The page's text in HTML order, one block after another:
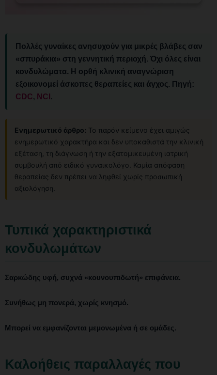
Πολλές γυναίκες ανησυχούν για μικρές βλάβες σαν
«σπυράκια» στη γεννητική περιοχή. Όχι όλες είναι
κονδυλώματα. Η ορθή κλινική αναγνώριση
εξοικονομεί άσκοπες θεραπείες και άγχος. Πηγή:
CDC, NCI .
Ενημερωτικό άρθρο: Το παρόν κείμενο έχει αμιγώς
ενημερωτικό χαρακτήρα και δεν υποκαθιστά την κλινική
εξέταση, τη διάγνωση ή την εξατομικευμένη ιατρική
συμβουλή από ειδικό γυναικολόγο. Καμία απόφαση
θεραπείας δεν πρέπει να ληφθεί χωρίς προσωπική
αξιολόγηση.
Τυπικά χαρακτηριστικά
κονδυλωμάτων
Σαρκώδης υφή, συχνά «κουνουπιδωτή» επιφάνεια.
Συνήθως μη πονερά, χωρίς κνησμό.
Μπορεί να εμφανίζονται μεμονωμένα ή σε ομάδες.
Καλοήθεις παραλλαγές που